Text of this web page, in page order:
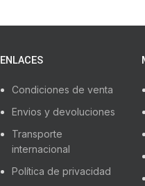
ENLACES
Condiciones de venta
Envios y devoluciones
Transporte
internacional
Política de privacidad